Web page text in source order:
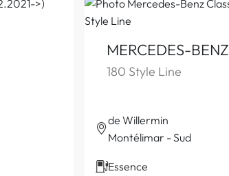
MERCEDES-BENZ
180 Style Line
de Willermin
Montélimar - Sud
Essence